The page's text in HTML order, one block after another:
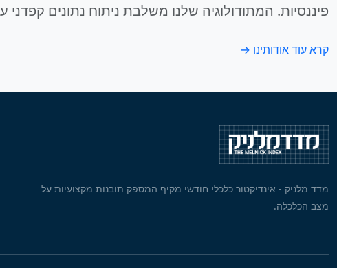
פיננסיות. המתודולוגיה שלנו משלבת ניתוח נתונים
קרא עוד אודותינו →
מדד מלניק - אינדיקטור כלכלי חודשי מקיף המספק תובנות מקצועיות על
מצב הכלכלה.